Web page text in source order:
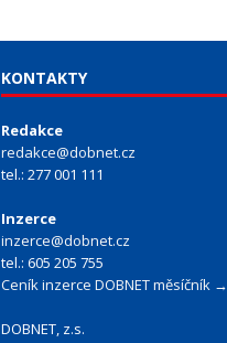
KONTAKTY
Redakce
redakce@dobnet.cz
tel.: 277 001 111
Inzerce
inzerce@dobnet.cz
tel.: 605 205 755
Ceník inzerce DOBNET měsíčník →
DOBNET, z.s.